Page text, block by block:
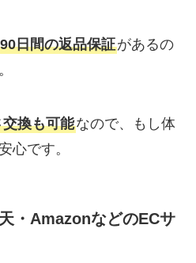
90日間の返品保証があるの
交換も可能なので、もし体
心です。
・AmazonなどのECサ